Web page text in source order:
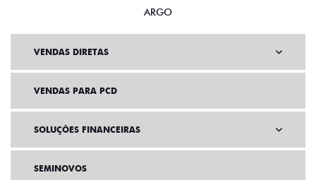
ARGO
VENDAS DIRETAS
VENDAS PARA PCD
SOLUÇÕES FINANCEIRAS
SEMINOVOS